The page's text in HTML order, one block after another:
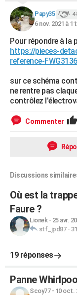
Papy35 4
6 nov. 2021 à
Pour répondre à la
https://pieces-
reference-
sur ce schéma
ne rentre pas
contrôlez
Commenter
Discussions
Où est la
Faure ?
Lionek- 25 avr.
stf_jpd87-
19 réponses
Panne
Scoy77- 10 oct.